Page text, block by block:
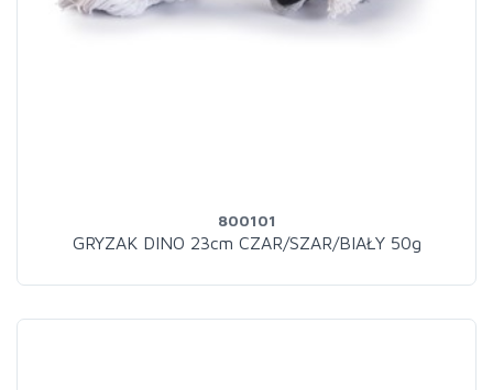
800101
GRYZAK DINO 23cm CZAR/SZAR/BIAŁY 50g